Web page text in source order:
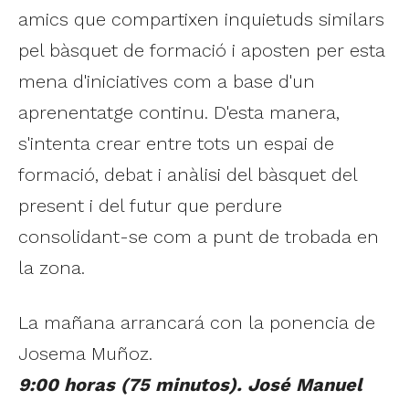
amics que compartixen inquietuds similars
pel bàsquet de formació i aposten per esta
mena d'iniciatives com a base d'un
aprenentatge continu. D'esta manera,
s'intenta crear entre tots un espai de
formació, debat i anàlisi del bàsquet del
present i del futur que perdure
consolidant-se com a punt de trobada en
la zona.
La mañana arrancará con la ponencia de
Josema Muñoz.
9:00 horas (75 minutos). José Manuel